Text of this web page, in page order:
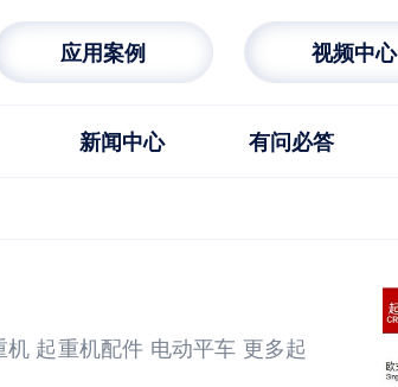
应用案例 视频中心
新闻中心 有问必答
机 起重机配件 电动平车 更多起